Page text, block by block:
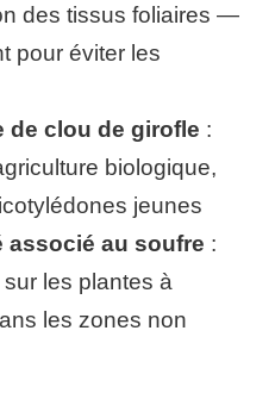
des tissus foliaires —
pour éviter les
de clou de girofle :
biologique,
jeunes
associé au soufre :
les plantes à
les zones non